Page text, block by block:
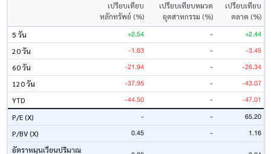
เปรียบเทียบ
หลักทรัพย์ (%)
เปรียบเทียบหมวด
อุตสาหกรรม (%)
เปรียบเทียบ
ตลาด (%)
5 วัน
+2.54 - +2.44
20 วัน -1.63 - -3.45
60 วัน -21.94 - -26.34
120 วัน -37.95 - -43.07
YTD -44.50 - -47.01
P/E (X) - - 65.20
P/BV (X) 0.45 - 1.16
อัตราหมุนเวียนปริมาณ